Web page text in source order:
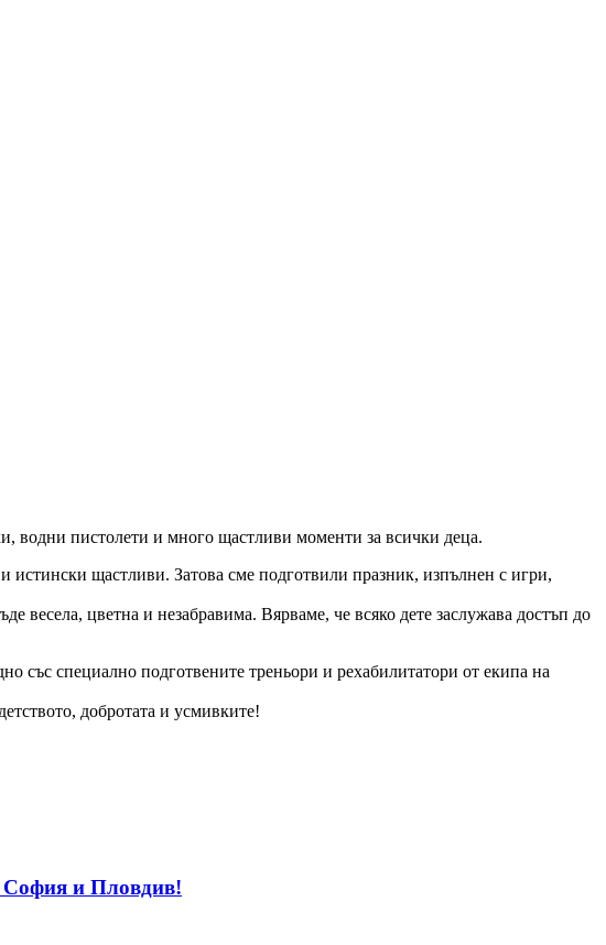
водни пистолети и много щастливи моменти за всички деца.
истински щастливи. Затова сме подготвили празник, изпълнен с игри,
цветна и незабравима. Вярваме, че всяко дете заслужава достъп до
със специално подготвените треньори и рехабилитатори от екипа на
добротата и усмивките!
София и Пловдив!